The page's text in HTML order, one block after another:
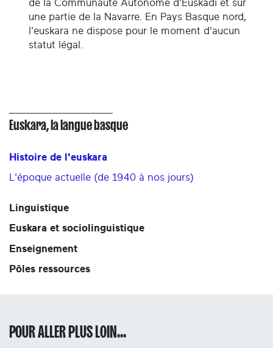
de la Communauté Autonome d'Euskadi et sur
une partie de la Navarre. En Pays Basque nord,
l'euskara ne dispose pour le moment d'aucun
statut légal.
Euskara, la langue basque
Histoire de l'euskara
L'époque actuelle (de 1940 à nos jours)
Linguistique
Euskara et sociolinguistique
Enseignement
Pôles ressources
POUR ALLER PLUS LOIN...